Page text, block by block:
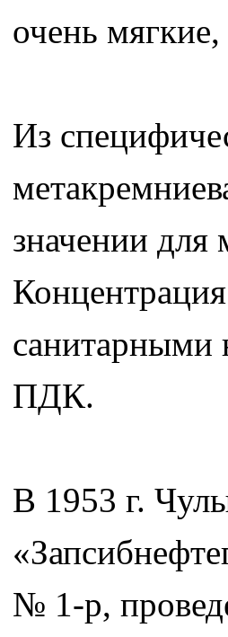
очень
Из
значении
санитарными
ПДК.
В 1953 г.
№ 1-р,